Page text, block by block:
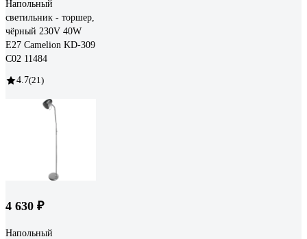
Напольный
светильник - торшер,
чёрный 230V 40W
E27 Camelion KD-309
C02 11484
4.7(21)
4 630 ₽
Напольный